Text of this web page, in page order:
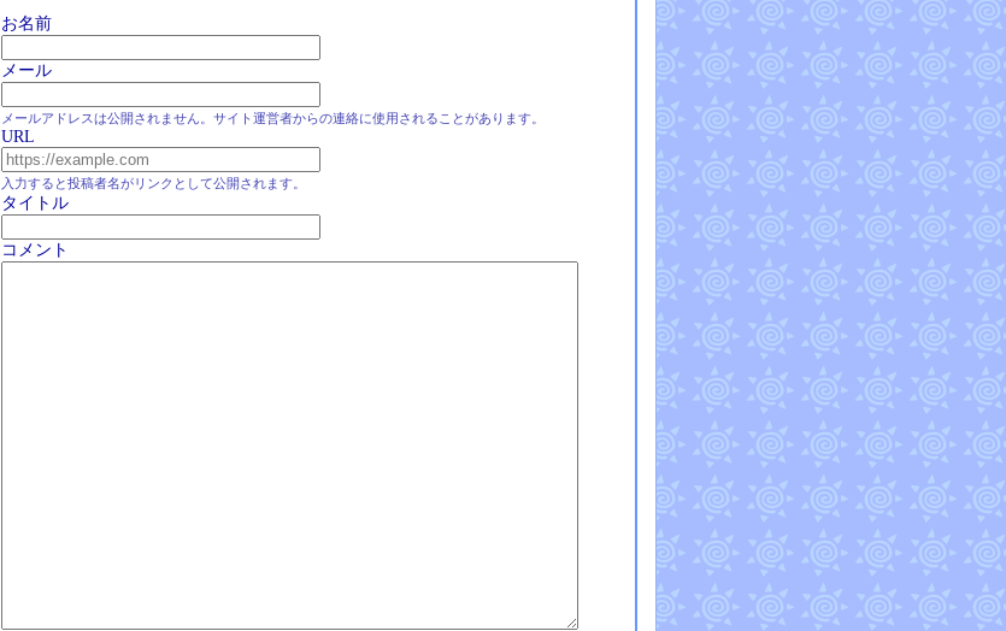
お名前
メール
メールアドレスは公開されません。サイト運営者からの連絡に使用されることがあります。
URL
入力すると投稿者名がリンクとして公開されます。
タイトル
コメント